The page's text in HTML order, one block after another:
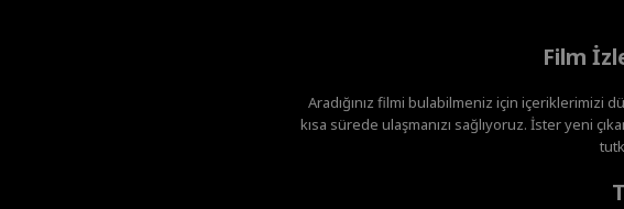
Film
Aradığınız filmi bulabilmeniz için içeriklerimizi
kısa sürede ulaşmanızı sağlıyoruz. İster yeni